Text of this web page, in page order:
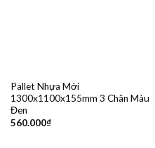
Pallet Nhựa Mới
1300x1100x155mm 3 Chân Màu
Đen
560.000₫